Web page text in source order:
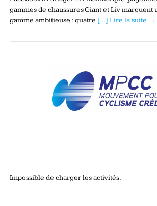
gammes de chaussures Giant et Liv marquent
gamme ambitieuse : quatre […] Lire la suite →
Impossible de charger les activités.